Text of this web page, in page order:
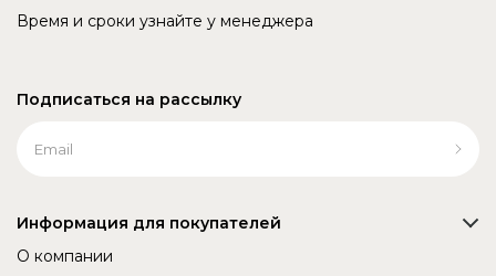
Время и сроки узнайте у менеджера
Подписаться на рассылку
Информация для покупателей
О компании